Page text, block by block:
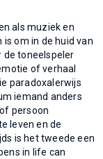
als muziek en
om in de huid van
de toneelspeler
of verhaal
paradoxalerwijs
iemand anders
persoon
leven en de
is het tweede een
in life can